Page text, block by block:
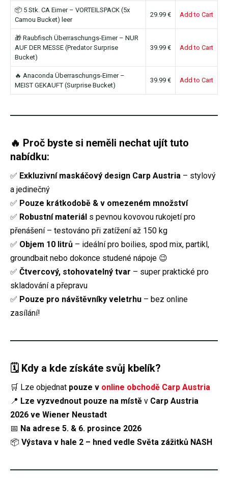
📦 5 Stk. CA Eimer – VORTEILSPACK (5x
Camou Bucket) leer
29.99 € Add to Cart
🎁 Raubfisch Überraschungs-Eimer – NUR
AUF DER MESSE (Predator Surprise
Bucket)
39.99 € Add to Cart
🔥 Anaconda Überraschungs-Eimer –
MEIST GEKAUFT (Surprise Bucket)
39.99 € Add to Cart
🔥 Proč byste si neměli nechat ujít tuto
nabídku:
✅ Exkluzivní maskáčový design Carp Austria – stylový
a jedinečný
✅ Pouze krátkodobě & v omezeném množství
✅ Robustní materiál s pevnou kovovou rukojetí pro
přenášení – testováno při zatížení až 150 kg
✅ Objem 10 litrů – ideální pro boilies, spod mix, partikl,
groundbait nebo dokonce studené nápoje 😉
✅ Čtvercový, stohovatelný tvar – super praktické pro
skladování a přepravu
✅ Pouze pro návštěvníky veletrhu – bez online
zasílání!
🗓️ Kdy a kde získáte svůj kbelík?
🛒 Lze objednat pouze v online obchodě Carp Austria
📍 Lze vyzvednout pouze na místě v Carp Austria
2026 ve Wiener Neustadt
📅 Na adrese 5. & 6. prosince 2026
📦 Výstava v hale 2 – hned vedle Světa zážitků NASH